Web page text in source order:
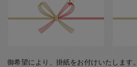
御希望により、掛紙をお付けいたします。